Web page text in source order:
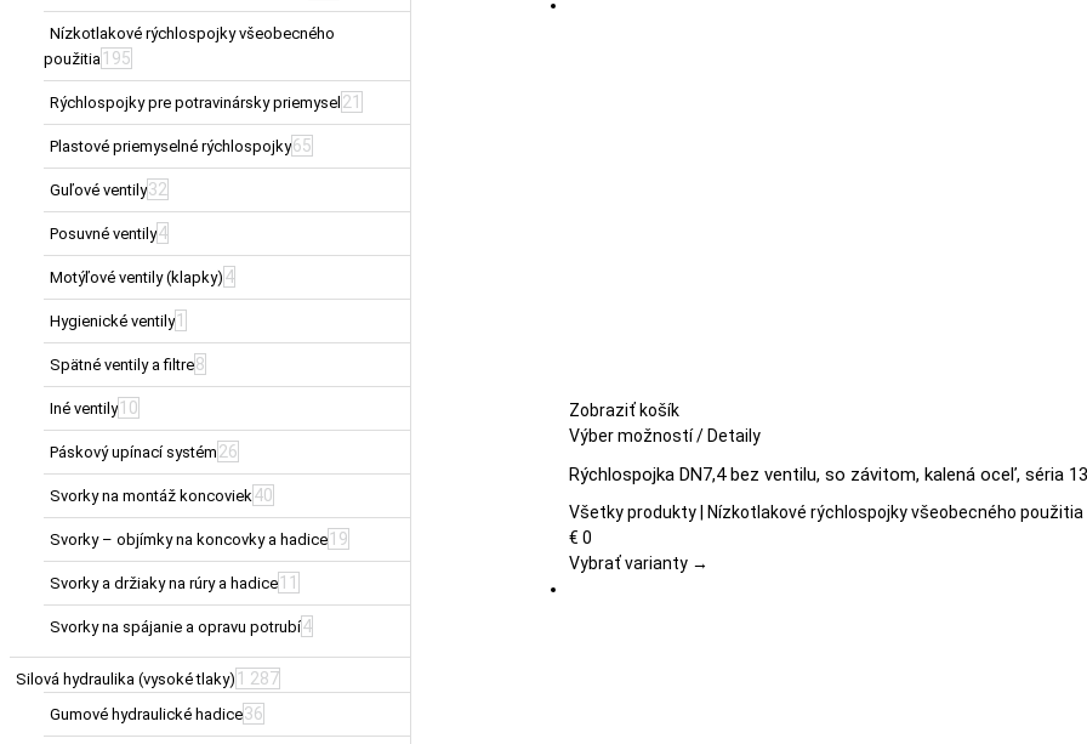
Zobraziť košík
Výber možností Tento
má
viacero
Možnosti
/Detaily
Rýchlospojka DN7,4 bez ventilu, so závitom, kalená oceľ, séria
Všetky produkty | Nízkotlakové rýchlospojky všeobecného použitia
€ 0
Vybrať varianty →
Nízkotlakové rýchlospojky všeobecného
použitia 195
Rýchlospojky pre potravinársky priemysel 21
Plastové priemyselné rýchlospojky65
Guľové ventily32
Posuvné ventily4
Motýľové ventily (klapky) 4
Hygienické ventily 1
Spätné ventily a filtre8
Iné ventily 10
Páskový upínací systém 26
Svorky na montáž koncoviek 40
Svorky – objímky na koncovky a hadice 19
Svorky a držiaky na rúry a hadice 11
Svorky na spájanie a opravu potrubí4
Silová hydraulika (vysoké tlaky) 1 287
Gumové hydraulické hadice36